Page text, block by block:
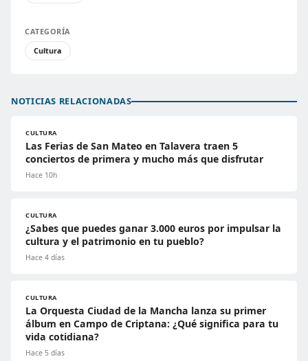
CATEGORÍA
Cultura
NOTICIAS RELACIONADAS
CULTURA
Las Ferias de San Mateo en Talavera traen 5
conciertos de primera y mucho más que disfrutar
Hace 10h
CULTURA
¿Sabes que puedes ganar 3.000 euros por impulsar la
cultura y el patrimonio en tu pueblo?
Hace 4 días
CULTURA
La Orquesta Ciudad de la Mancha lanza su primer
álbum en Campo de Criptana: ¿Qué significa para tu
vida cotidiana?
Hace 5 días